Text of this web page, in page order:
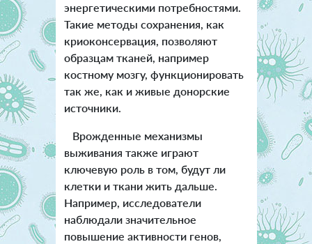
энергетическими потребностями.
Такие методы сохранения, как
криоконсервация, позволяют
образцам тканей, например
костному мозгу, функционировать
так же, как и живые донорские
источники.
Врожденные механизмы
выживания также играют
ключевую роль в том, будут ли
клетки и ткани жить дальше.
Например, исследователи
наблюдали значительное
повышение активности генов,